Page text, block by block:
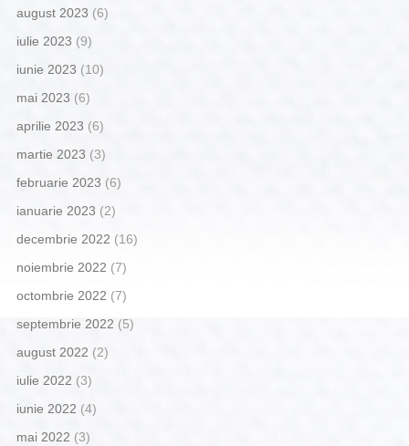
august 2023 (6)
iulie 2023 (9)
iunie 2023 (10)
mai 2023 (6)
aprilie 2023 (6)
martie 2023 (3)
februarie 2023 (6)
ianuarie 2023 (2)
decembrie 2022 (16)
noiembrie 2022 (7)
octombrie 2022 (7)
septembrie 2022 (5)
august 2022 (2)
iulie 2022 (3)
iunie 2022 (4)
mai 2022 (3)